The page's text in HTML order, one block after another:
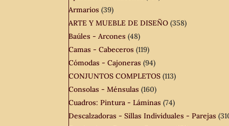
Armarios (39)
ARTE Y MUEBLE DE DISEÑO (358)
Baúles - Arcones (48)
Camas - Cabeceros (119)
Cómodas - Cajoneras (94)
CONJUNTOS COMPLETOS (113)
Consolas - Ménsulas (160)
Cuadros: Pintura - Láminas (74)
Descalzadoras - Sillas Individuales - Parejas